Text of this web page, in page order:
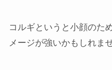
コルギというと小顔のた
メージが強いかもしれま